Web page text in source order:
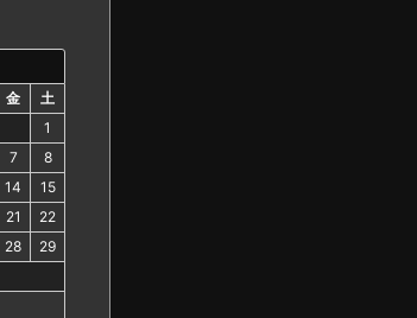
金
土
1
7
8
14
15
21
22
28
29